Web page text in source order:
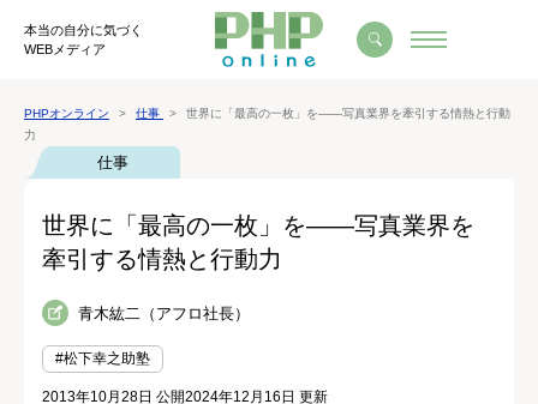
本当の自分に気づく
WEBメディア
PHPオンライン 仕事
世界に「最高の一枚」を――写真業界を牽引する情熱と行動
力
仕事
世界に「最高の一枚」を――写真業界を
牽引する情熱と行動力
青木紘二（アフロ社長）
#松下幸之助塾
2013年10月28日 公開2024年12月16日 更新